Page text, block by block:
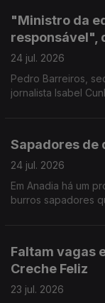
"Ministro da
responsável",
24 jul. 2026
Pedro Barreiros,
jornalista Isabel
Sapadores de
24 jul. 2026
Em Anadia há um
burros sapadores
Faltam vagas
Creche Feliz
23 jul. 2026